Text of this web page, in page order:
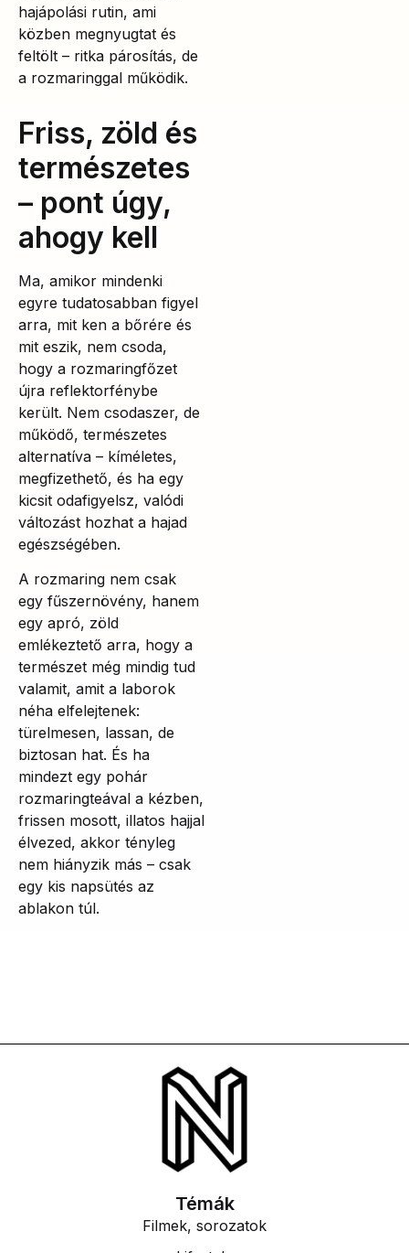
hajápolási rutin, ami
közben megnyugtat és
feltölt – ritka párosítás, de
a rozmaringgal működik.
Friss, zöld és
természetes
– pont úgy,
ahogy kell
Ma, amikor mindenki
egyre tudatosabban figyel
arra, mit ken a bőrére és
mit eszik, nem csoda,
hogy a rozmaringfőzet
újra reflektorfénybe
került. Nem csodaszer, de
működő, természetes
alternatíva – kíméletes,
megfizethető, és ha egy
kicsit odafigyelsz, valódi
változást hozhat a hajad
egészségében.
A rozmaring nem csak
egy fűszernövény, hanem
egy apró, zöld
emlékeztető arra, hogy a
természet még mindig tud
valamit, amit a laborok
néha elfelejtenek:
türelmesen, lassan, de
biztosan hat. És ha
mindezt egy pohár
rozmaringteával a kézben,
frissen mosott, illatos hajjal
élvezed, akkor tényleg
nem hiányzik más – csak
egy kis napsütés az
ablakon túl.
Témák
Filmek, sorozatok